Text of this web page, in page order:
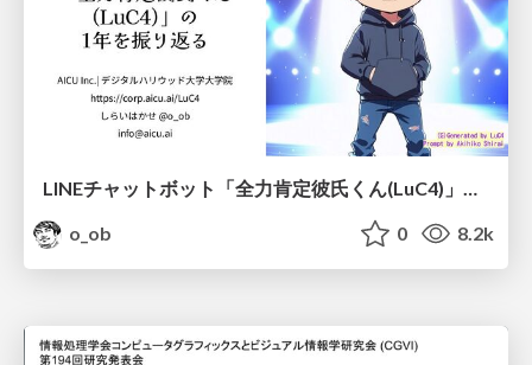
LINEチャットボット「全力肯定彼氏くん(LuC4)」の 1年を振り返る
o_ob
0 8.2k